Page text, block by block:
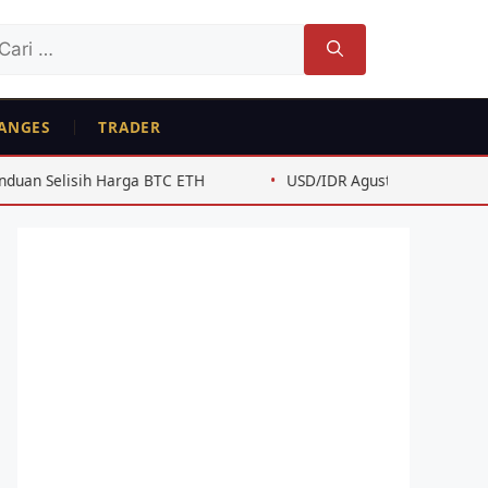
TRADER
ETH USD/IDR Agustus 2026: Analisis Teknis untuk